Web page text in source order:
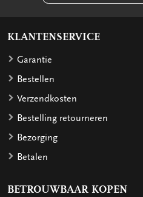
KLANTENSERVICE
Garantie
Bestellen
Verzendkosten
Bestelling retourneren
Bezorging
Betalen
BETROUWBAAR KOPEN